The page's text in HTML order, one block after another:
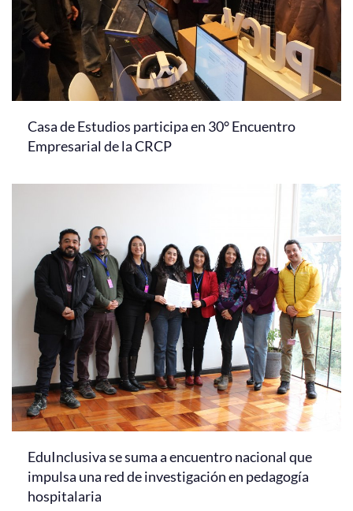
Casa de Estudios participa en 30° Encuentro
Empresarial de la CRCP
EduInclusiva se suma a encuentro nacional que
impulsa una red de investigación en pedagogía
hospitalaria